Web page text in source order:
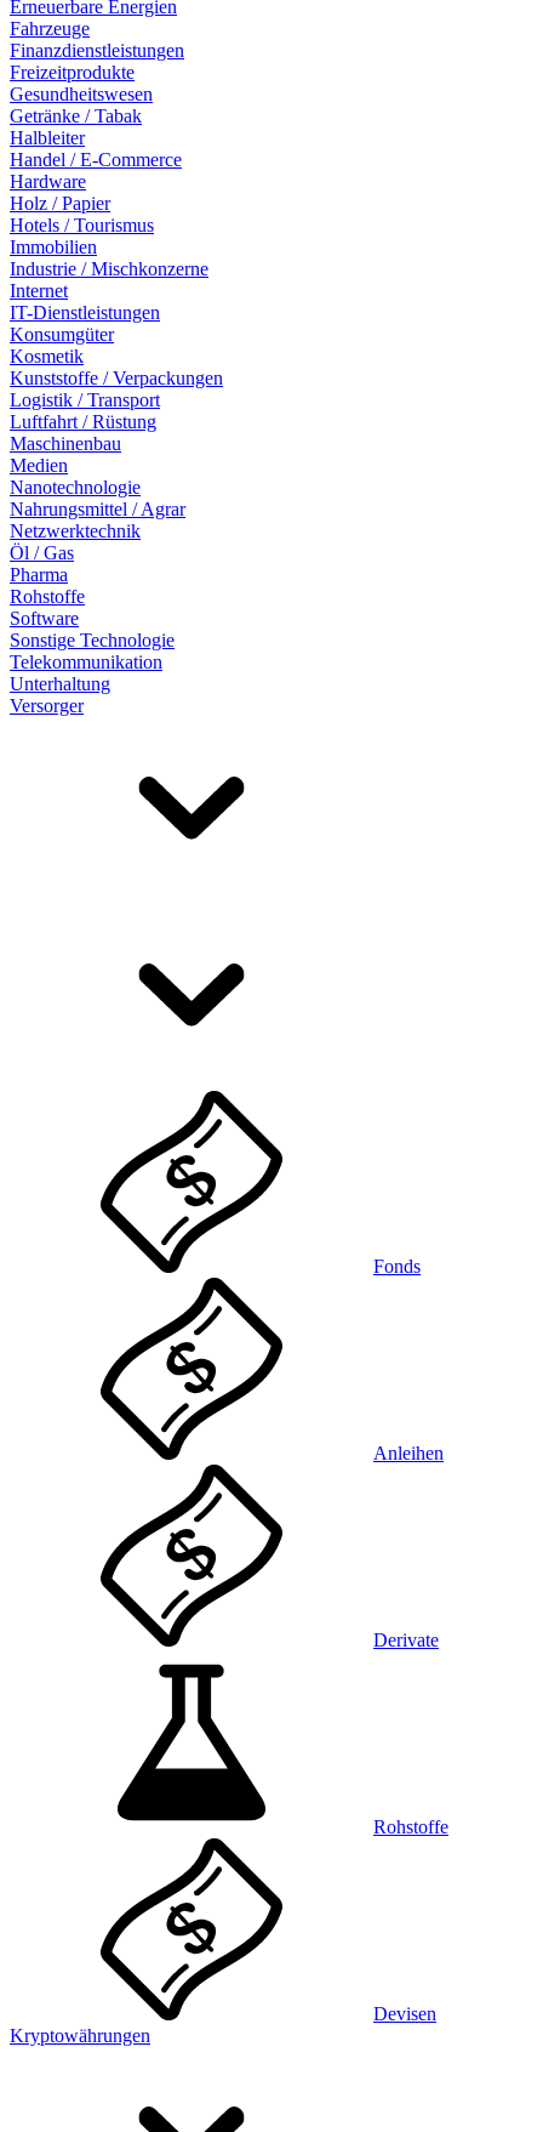
Erneuerbare Energien
Fahrzeuge
Finanzdienstleistungen
Freizeitprodukte
Gesundheitswesen
Getränke / Tabak
Halbleiter
Handel / E-Commerce
Hardware
Holz / Papier
Hotels / Tourismus
Immobilien
Industrie / Mischkonzerne
Internet
IT-Dienstleistungen
Konsumgüter
Kosmetik
Kunststoffe / Verpackungen
Logistik / Transport
Luftfahrt / Rüstung
Maschinenbau
Medien
Nanotechnologie
Nahrungsmittel / Agrar
Netzwerktechnik
Öl / Gas
Pharma
Rohstoffe
Software
Sonstige Technologie
Telekommunikation
Unterhaltung
Versorger
Fonds
Anleihen
Derivate
Rohstoffe
Devisen
Kryptowährungen